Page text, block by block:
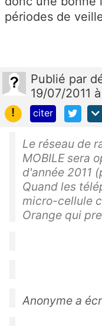
périodes de
Publié par
19/07/2011
!
citer
Le réseau de
MOBILE sera
d'année 2011
Quand les
micro-cellule
Orange qui
Anonyme a